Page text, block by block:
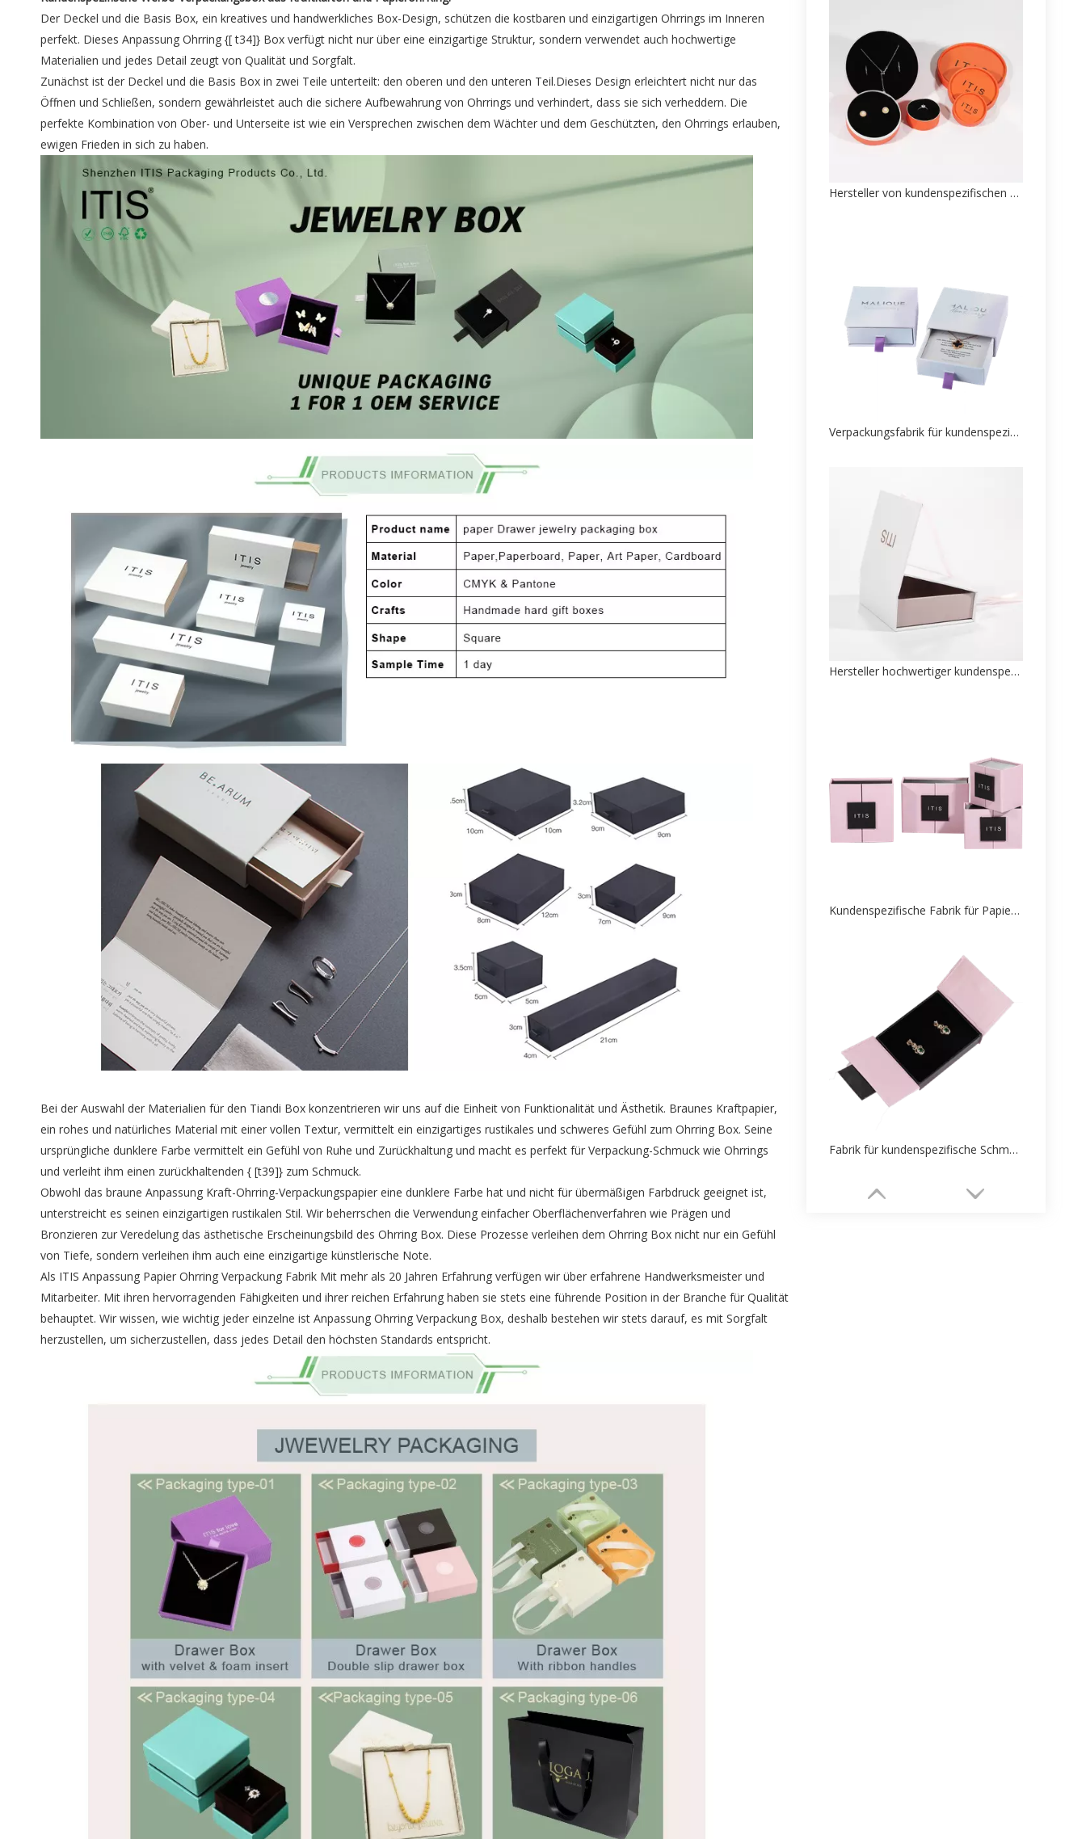
Der Deckel und die Basis Box, ein kreatives und handwerkliches Box-Design, schützen die kostbaren und einzigartigen Ohrrings im Inneren
perfekt. Dieses Anpassung Ohrring {[ t34]} Box verfügt nicht nur über eine einzigartige Struktur, sondern verwendet auch hochwertige
Materialien und jedes Detail zeugt von Qualität und Sorgfalt.
Zunächst ist der Deckel und die Basis Box in zwei Teile unterteilt: den oberen und den unteren Teil.Dieses Design erleichtert nicht nur das
Öffnen und Schließen, sondern gewährleistet auch die sichere Aufbewahrung von Ohrrings und verhindert, dass sie sich verheddern. Die
perfekte Kombination von Ober- und Unterseite ist wie ein Versprechen zwischen dem Wächter und dem Geschützten, den Ohrrings erlauben,
ewigen Frieden in sich zu haben.
Bei der Auswahl der Materialien für den Tiandi Box konzentrieren wir uns auf die Einheit von Funktionalität und Ästhetik. Braunes Kraftpapier,
ein rohes und natürliches Material mit einer vollen Textur, vermittelt ein einzigartiges rustikales und schweres Gefühl zum Ohrring Box. Seine
ursprüngliche dunklere Farbe vermittelt ein Gefühl von Ruhe und Zurückhaltung und macht es perfekt für Verpackung-Schmuck wie Ohrrings
und verleiht ihm einen zurückhaltenden { [t39]} zum Schmuck.
Obwohl das braune Anpassung Kraft-Ohrring-Verpackungspapier eine dunklere Farbe hat und nicht für übermäßigen Farbdruck geeignet ist,
unterstreicht es seinen einzigartigen rustikalen Stil. Wir beherrschen die Verwendung einfacher Oberflächenverfahren wie Prägen und
Bronzieren zur Veredelung das ästhetische Erscheinungsbild des Ohrring Box. Diese Prozesse verleihen dem Ohrring Box nicht nur ein Gefühl
von Tiefe, sondern verleihen ihm auch eine einzigartige künstlerische Note.
Als ITIS Anpassung Papier Ohrring Verpackung Fabrik Mit mehr als 20 Jahren Erfahrung verfügen wir über erfahrene Handwerksmeister und
Mitarbeiter. Mit ihren hervorragenden Fähigkeiten und ihrer reichen Erfahrung haben sie stets eine führende Position in der Branche für Qualität
behauptet. Wir wissen, wie wichtig jeder einzelne ist Anpassung Ohrring Verpackung Box, deshalb bestehen wir stets darauf, es mit Sorgfalt
herzustellen, um sicherzustellen, dass jedes Detail den höchsten Standards entspricht.
Hersteller von kundenspezifischen High-End-Cartoon-Röhrenboxen aus Papier
Verpackungsfabrik für kundenspezifische Schmuckpapierschachteln
Hersteller hochwertiger kundenspezifischer Schmuckschatullen-Papierverpackungen
Kundenspezifische Fabrik für Papierverpackungen für Schmuckschatullen
Fabrik für kundenspezifische Schmuckpapierverpackungsschachteln